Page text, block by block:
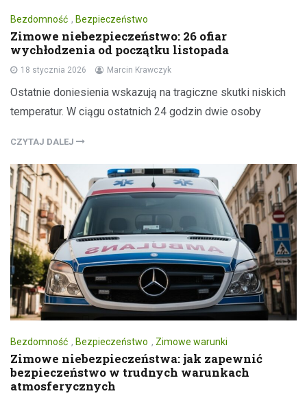
Bezdomność , Bezpieczeństwo
Zimowe niebezpieczeństwo: 26 ofiar
wychłodzenia od początku listopada
18 stycznia 2026 Marcin Krawczyk
Ostatnie doniesienia wskazują na tragiczne skutki niskich
temperatur. W ciągu ostatnich 24 godzin dwie osoby
CZYTAJ DALEJ
Bezdomność , Bezpieczeństwo , Zimowe warunki
Zimowe niebezpieczeństwa: jak zapewnić
bezpieczeństwo w trudnych warunkach
atmosferycznych